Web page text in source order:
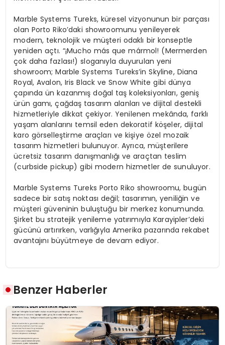
Marble Systems Tureks, küresel vizyonunun bir parçası
olan Porto Riko’daki showroomunu yenileyerek
modern, teknolojik ve müşteri odaklı bir konseptle
yeniden açtı. “¡Mucho más que mármol! (Mermerden
çok daha fazlası!) sloganıyla duyurulan yeni
showroom; Marble Systems Tureks’in Skyline, Diana
Royal, Avalon, Iris Black ve Snow White gibi dünya
çapında ün kazanmış doğal taş koleksiyonları, geniş
ürün gamı, çağdaş tasarım alanları ve dijital destekli
hizmetleriyle dikkat çekiyor. Yenilenen mekânda, farklı
yaşam alanlarını temsil eden dekoratif köşeler, dijital
karo görselleştirme araçları ve kişiye özel mozaik
tasarım hizmetleri bulunuyor. Ayrıca, müşterilere
ücretsiz tasarım danışmanlığı ve araçtan teslim
(curbside pickup) gibi modern hizmetler de sunuluyor.
Marble Systems Tureks Porto Riko showroomu, bugün
sadece bir satış noktası değil; tasarımın, yeniliğin ve
müşteri güveninin buluştuğu bir merkez konumunda.
Şirket bu stratejik yenileme yatırımıyla Karayipler’deki
gücünü artırırken, varlığıyla Amerika pazarında rekabet
avantajını büyütmeye de devam ediyor.
Benzer Haberler